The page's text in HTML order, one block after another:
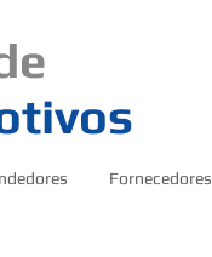
Fornecedores